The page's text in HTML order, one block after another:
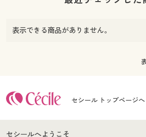
表示できる商品がありません。
セシール トップページへ
セシールへようこそ